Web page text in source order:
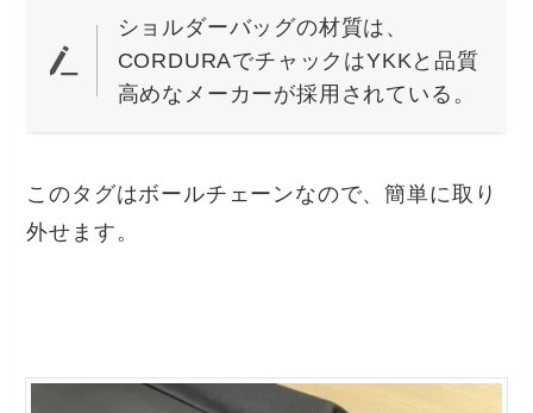
ショルダーバッグの材質は、
CORDURAでチャックはYKKと品質
高めなメーカーが採用されている。
このタグはボールチェーンなので、簡単に取り
外せます。